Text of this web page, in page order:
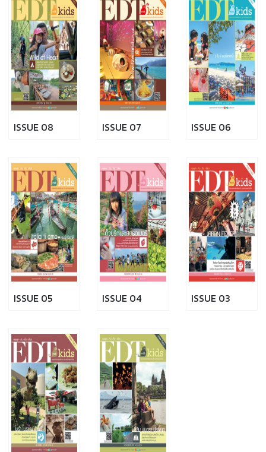
ISSUE 08 ISSUE 07 ISSUE 06
ISSUE 05 ISSUE 04 ISSUE 03